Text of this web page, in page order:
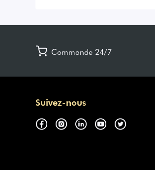
Commande 24/7
Suivez-nous